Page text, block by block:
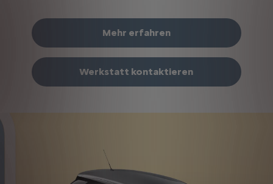
Mehr erfahren
Werkstatt kontaktieren